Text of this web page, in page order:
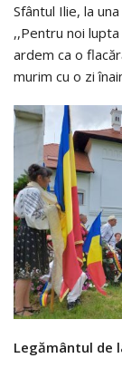
Sfântul Ilie, la
,,Pentru noi
ardem ca o
murim cu o zi
Legământul de